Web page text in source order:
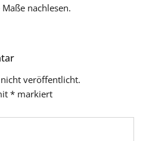
nachlesen.
veröffentlicht.
* markiert